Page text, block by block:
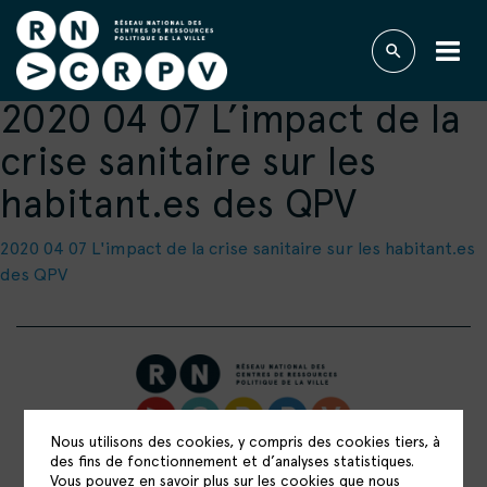
2020 04 07 L’impact de la
crise sanitaire sur les
habitant.es des QPV
2020 04 07 L'impact de la crise sanitaire sur les habitant.es
des QPV
RÉSEAU NATIONAL DES CENTRES DE
Nous utilisons des cookies, y compris des cookies tiers, à
des fins de fonctionnement et d’analyses statistiques.
Vous pouvez en savoir plus sur les cookies que nous